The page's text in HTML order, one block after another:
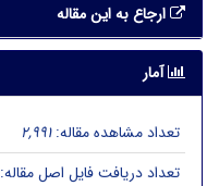
ارجاع به این مقاله
آمار
تعداد مشاهده مقاله:2,991
تعداد دریافت فایل اصل مقاله: